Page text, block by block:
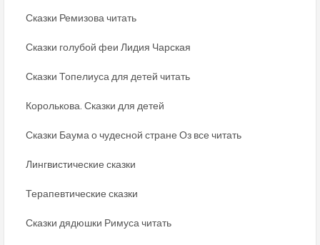
Сказки Ремизова читать
Сказки голубой феи Лидия Чарская
Сказки Топелиуса для детей читать
Королькова. Сказки для детей
Сказки Баума о чудесной стране Оз все читать
Лингвистические сказки
Терапевтические сказки
Сказки дядюшки Римуса читать